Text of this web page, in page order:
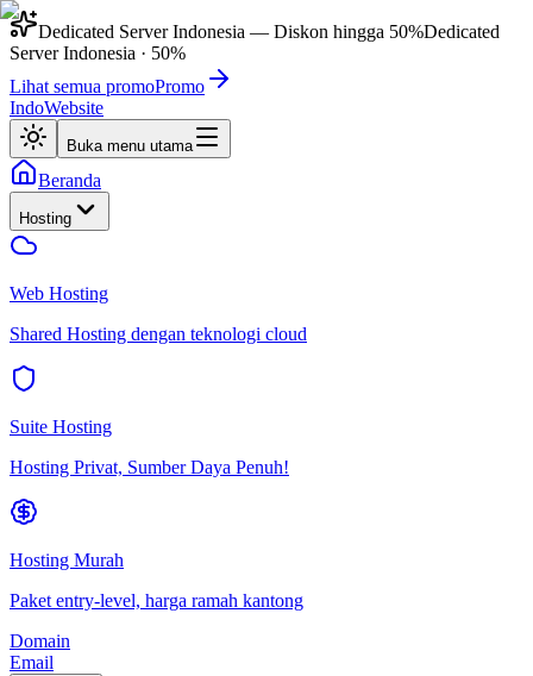
Dedicated Server Indonesia — Diskon hingga 50%Dedicated
Server Indonesia · 50%
Lihat semua promoPromo
IndoWebsite
Buka menu utama
Beranda
Hosting
Web Hosting
Shared Hosting dengan teknologi cloud
Suite Hosting
Hosting Privat, Sumber Daya Penuh!
Hosting Murah
Paket entry-level, harga ramah kantong
Domain
Email